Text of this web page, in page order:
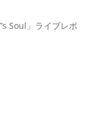
Soul」ライブレポ